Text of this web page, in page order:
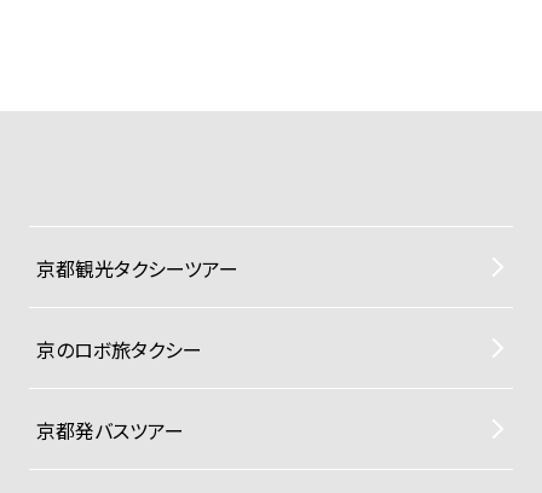
京都観光タクシーツアー
京のロボ旅タクシー
京都発バスツアー